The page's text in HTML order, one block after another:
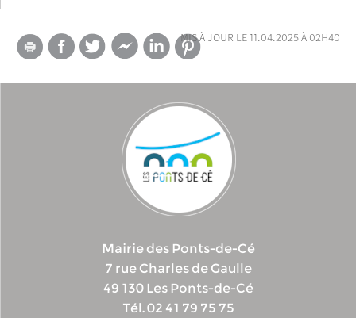
mis à jour le 11.04.2025 à 02h40
Mairie des Ponts-de-Cé
7 rue Charles de Gaulle
49 130 Les Ponts-de-Cé
Tél. 02 41 79 75 75